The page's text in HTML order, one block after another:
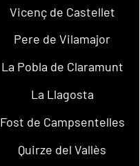
Vicenç de Castellet
Pere de Vilamajor
La Pobla de Claramunt
La Llagosta
Fost de Campsentelles
Quirze del Vallès